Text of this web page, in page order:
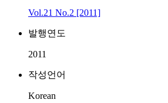
Vol.21 No.2 [2011]
발행연도
2011
작성언어
Korean